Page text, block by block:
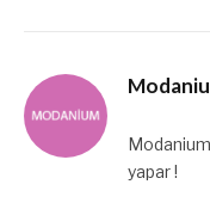
Modanium
yapar !